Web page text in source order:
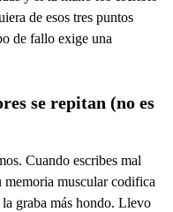
de esos tres puntos
de fallo exige una
se repitan (no es
Cuando escribes mal
memoria muscular codifica
graba más hondo. Llevo